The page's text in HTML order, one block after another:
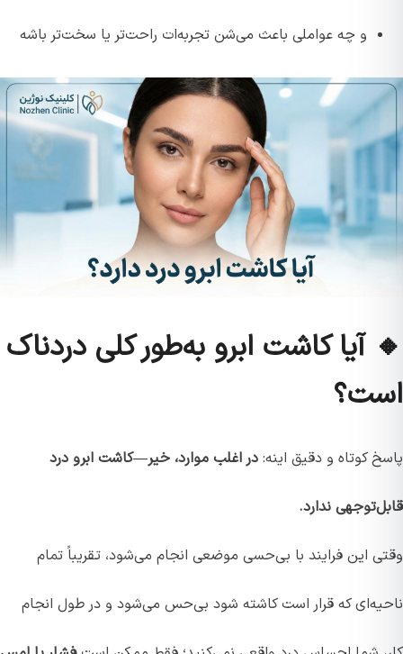
و چه عواملی باعث می‌شن تجربه‌ات راحت‌تر یا سخت‌تر باشه
🔸 آیا کاشت ابرو به‌طور کلی دردناک
است؟
پاسخ کوتاه و دقیق اینه: در اغلب موارد، خیر—کاشت ابرو درد
قابل‌توجهی ندارد.
وقتی این فرایند با بی‌حسی موضعی انجام می‌شود، تقریباً تمام
ناحیه‌ای که قرار است کاشته شود بی‌حس می‌شود و در طول انجام